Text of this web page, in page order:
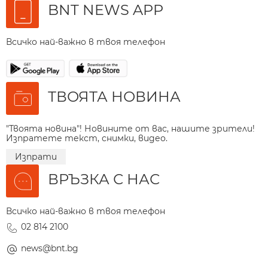
BNT NEWS APP
Всичко най-важно в твоя телефон
ТВОЯТА НОВИНА
"Твоята новина"! Новините от вас, нашите зрители!
Изпратете текст, снимки, видео.
Изпрати
ВРЪЗКА С НАС
Всичко най-важно в твоя телефон
02 814 2100
news@bnt.bg